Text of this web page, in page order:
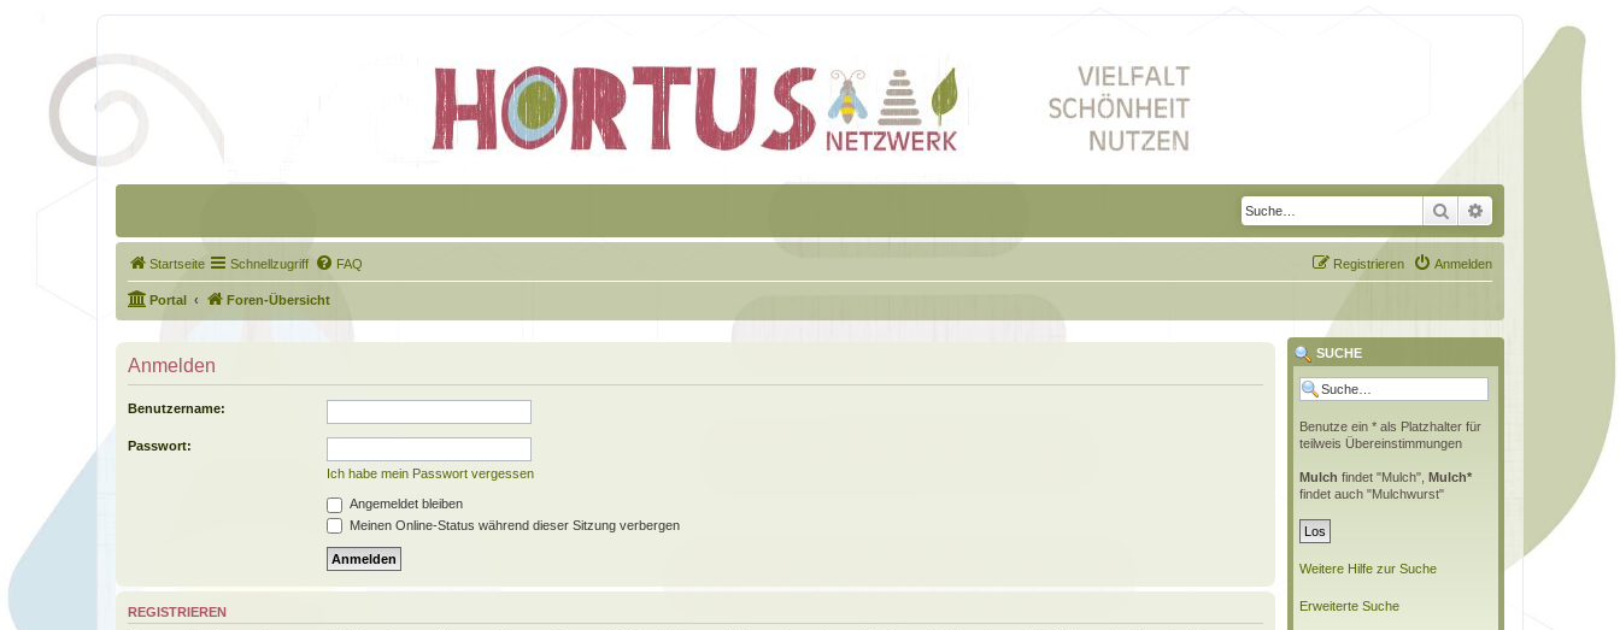
Suche Erweiterte Suche
Startseite Schnellzugriff FAQ Anmelden
Registrieren
Portal Foren-Übersicht
Anmelden
Benutzername:
Passwort:
Ich habe mein Passwort vergessen
Angemeldet bleiben
Meinen Online-Status während dieser Sitzung verbergen
REGISTRIEREN
SUCHE
Benutze ein * als Platzhalter für
teilweis Übereinstimmungen
Mulch findet "Mulch", Mulch*
findet auch "Mulchwurst"
Weitere Hilfe zur Suche
Erweiterte Suche